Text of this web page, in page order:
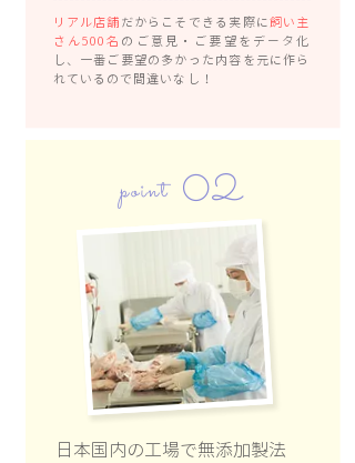
リアル店舗だからこそできる実際に飼い主
さん500名 のご意見・ご要望をデータ化
し、一番ご要望の多かった内容を元に作ら
れているので間違いなし！
point 02
日本国内の工場で無添加製法